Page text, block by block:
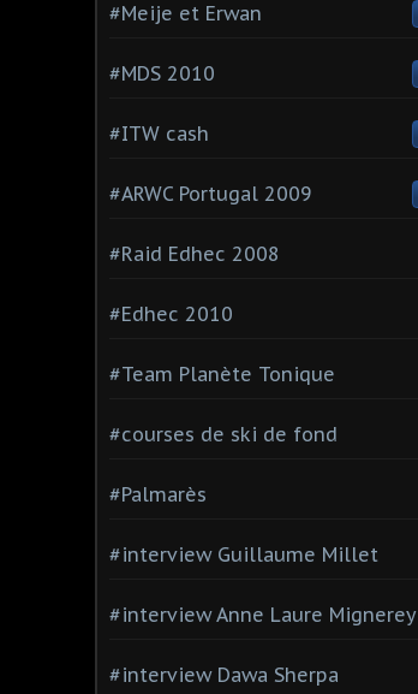
#Meije et Erwan
#MDS 2010
#ITW cash
#ARWC Portugal 2009
#Raid Edhec 2008
#Edhec 2010
#Team Planète Tonique
#courses de ski de fond
#Palmarès
#interview Guillaume Millet
#interview Anne Laure Mignerey
#interview Dawa Sherpa